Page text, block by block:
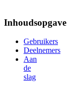
Inhoudsopgave
Gebruikers
Deelnemers
Aan
de
slag